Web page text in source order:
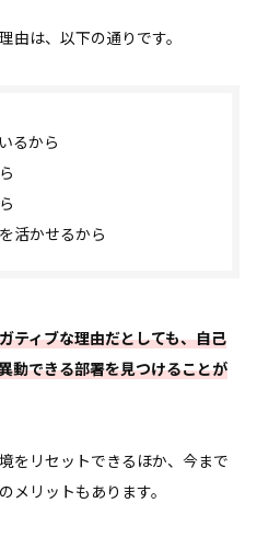
由は、以下の通りです。
るから
活かせるから
ティブな理由だとしても、自己
動できる部署を見つけることが
をリセットできるほか、今まで
メリットもあります。